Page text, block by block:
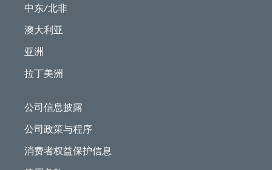
中东/北非
澳大利亚
亚洲
拉丁美洲
公司信息披露
公司政策与程序
消费者权益保护信息